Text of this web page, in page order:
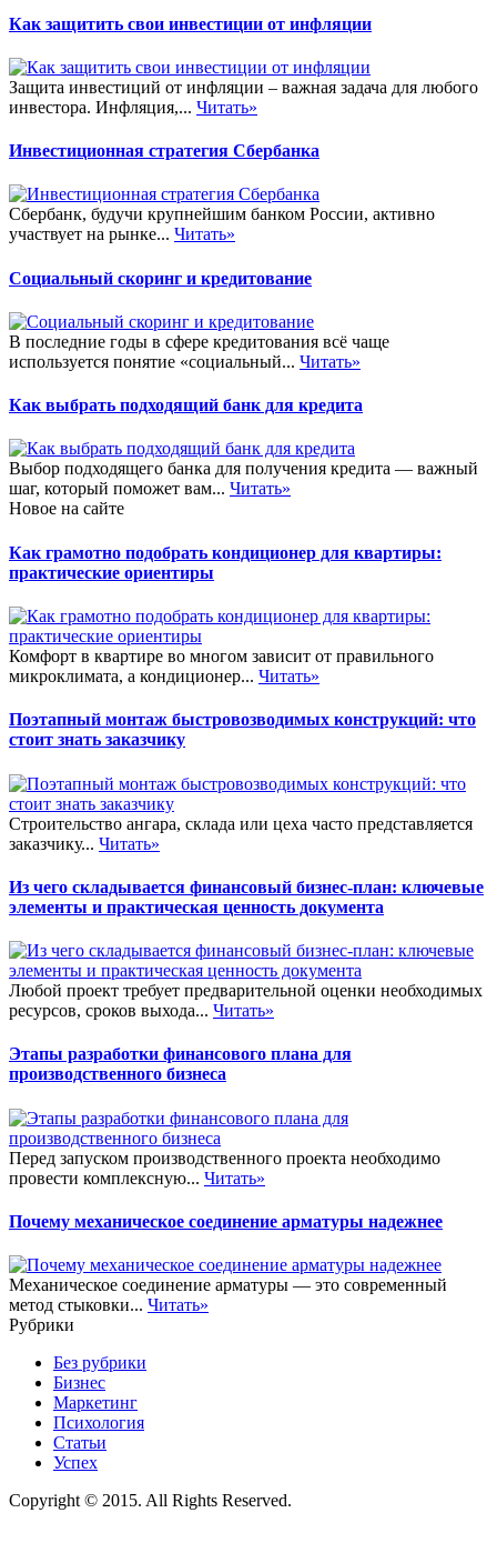
Как защитить свои инвестиции от инфляции
Защита инвестиций от инфляции – важная задача для любого
инвестора. Инфляция,... Читать»
Инвестиционная стратегия Сбербанка
Сбербанк, будучи крупнейшим банком России, активно
участвует на рынке... Читать»
Социальный скоринг и кредитование
В последние годы в сфере кредитования всё чаще
используется понятие «социальный... Читать»
Как выбрать подходящий банк для кредита
Выбор подходящего банка для получения кредита — важный
шаг, который поможет вам... Читать»
Новое на сайте
Как грамотно подобрать кондиционер для квартиры:
практические ориентиры
Комфорт в квартире во многом зависит от правильного
микроклимата, а кондиционер... Читать»
Поэтапный монтаж быстровозводимых конструкций: что
стоит знать заказчику
Строительство ангара, склада или цеха часто представляется
заказчику... Читать»
Из чего складывается финансовый бизнес-план: ключевые
элементы и практическая ценность документа
Любой проект требует предварительной оценки необходимых
ресурсов, сроков выхода... Читать»
Этапы разработки финансового плана для
производственного бизнеса
Перед запуском производственного проекта необходимо
провести комплексную... Читать»
Почему механическое соединение арматуры надежнее
Механическое соединение арматуры — это современный
метод стыковки... Читать»
Рубрики
Без рубрики
Бизнес
Маркетинг
Психология
Статьи
Успех
Copyright © 2015. All Rights Reserved.